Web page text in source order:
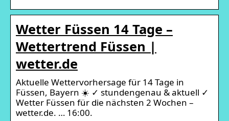
Wetter Füssen 14 Tage –
Wettertrend Füssen |
wetter.de
Aktuelle Wettervorhersage für 14 Tage in
Füssen, Bayern ☀️ ✓ stundengenau & aktuell ✓
Wetter Füssen für die nächsten 2 Wochen –
wetter.de. … 16:00.